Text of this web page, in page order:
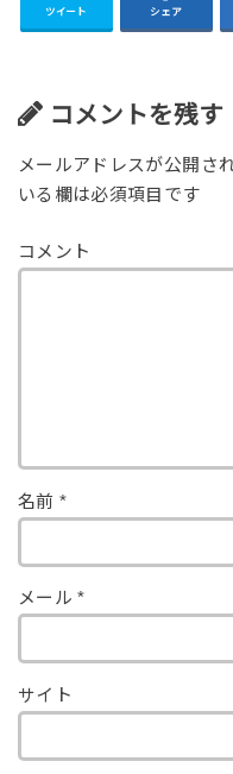
ツイート シェア
コメントを残す
メールアドレスが公開さ
いる欄は必須項目です
コメント
名前 *
メール*
サイト